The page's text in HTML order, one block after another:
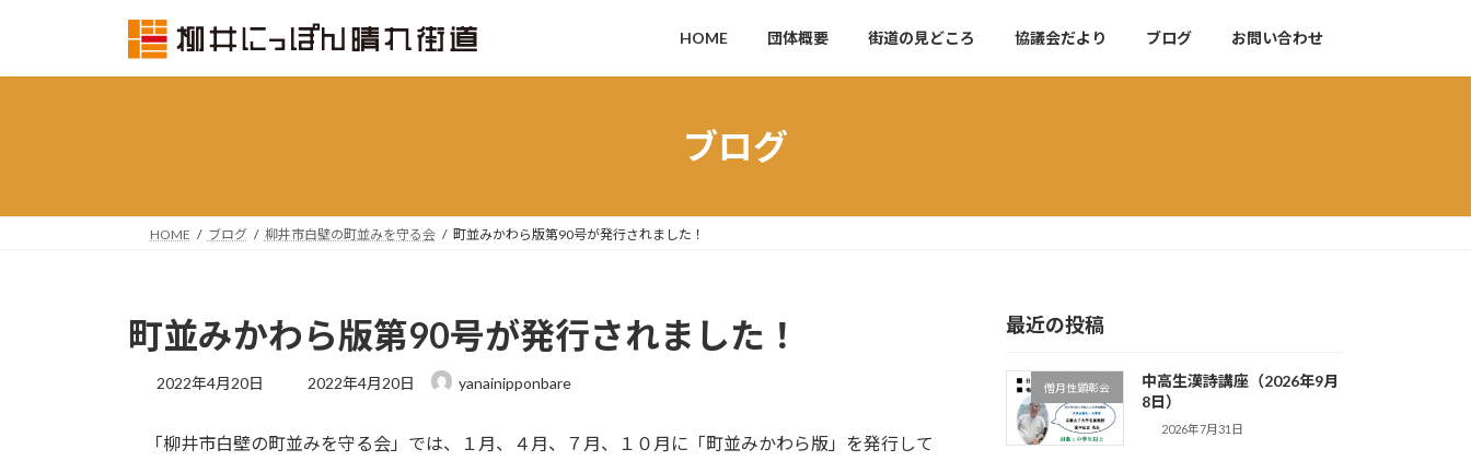
ッ
移
HOME 団体概要 街道の見どころ 協議会だより ブログ お問い合わせ
ブログ
HOME ブログ 柳井市白壁の町並みを守る会 町並みかわら版第90号が発行されました！
町並みかわら版第90号が発行されました！
2022年4月20日
最
新
2022年4月20日 yanainipponbare
「柳井市白壁の町並みを守る会」では、１月、４月、７月、１０月に「町並みかわら版」を発行して
最近の投稿
僧月性顕彰会
中高生漢詩講座（2026年9月
8日）
2026年7月31日